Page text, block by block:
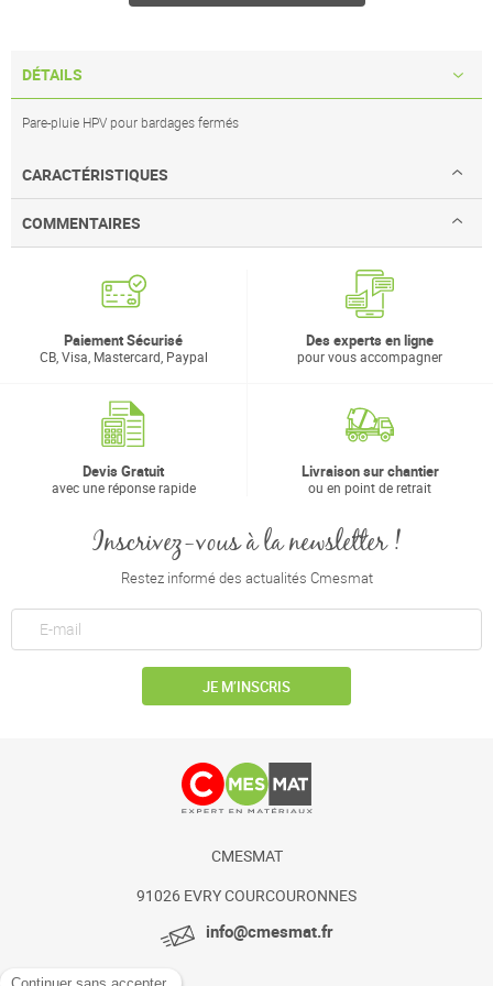
DÉTAILS
Pare-pluie HPV pour bardages fermés
CARACTÉRISTIQUES
COMMENTAIRES
Paiement Sécurisé
CB, Visa, Mastercard, Paypal
Des experts en ligne
pour vous accompagner
Devis Gratuit
avec une réponse rapide
Livraison sur chantier
ou en point de retrait
Inscrivez-vous à la newsletter !
Restez informé des actualités Cmesmat
JE M’INSCRIS
CMESMAT
91026 EVRY COURCOURONNES
info@cmesmat.fr